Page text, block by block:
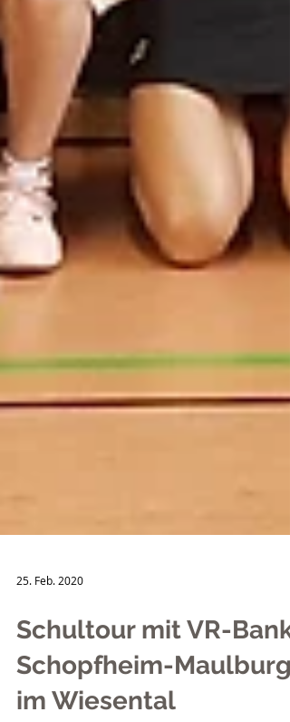
25. Feb. 2020
Schultour mit VR-Bank